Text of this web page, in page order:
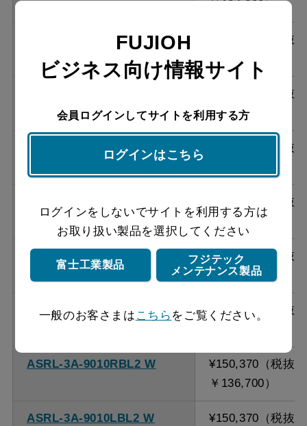
￥124,200）
ASRL-3A-7510RBL2 W
¥136,620（税抜
￥124,200）
¥136,620（税抜
￥124,200）
ASRL-3A-7510RBL2 SI
¥150,150（税抜
¥150,150（税抜
￥136,500）
ASRL-3A-9010RBL2 BK
¥150,370（税抜
￥136,700）
ASRL-3A-9010LBL2 BK
¥150,370（税抜
ASRL-3A-9010RBL2 W
¥150,370（税抜
￥136,700）
ASRL-3A-9010LBL2 W
¥150,370（税抜
FUJIOH
ビジネス向け情報サイト
会員ログインしてサイトを利用する方
ログインはこちら
ログインをしないでサイトを利用する方は
お取り扱い製品を選択してください
富士工業製品
フジテック
メンテナンス製品
一般のお客さまは こちら をご覧ください。